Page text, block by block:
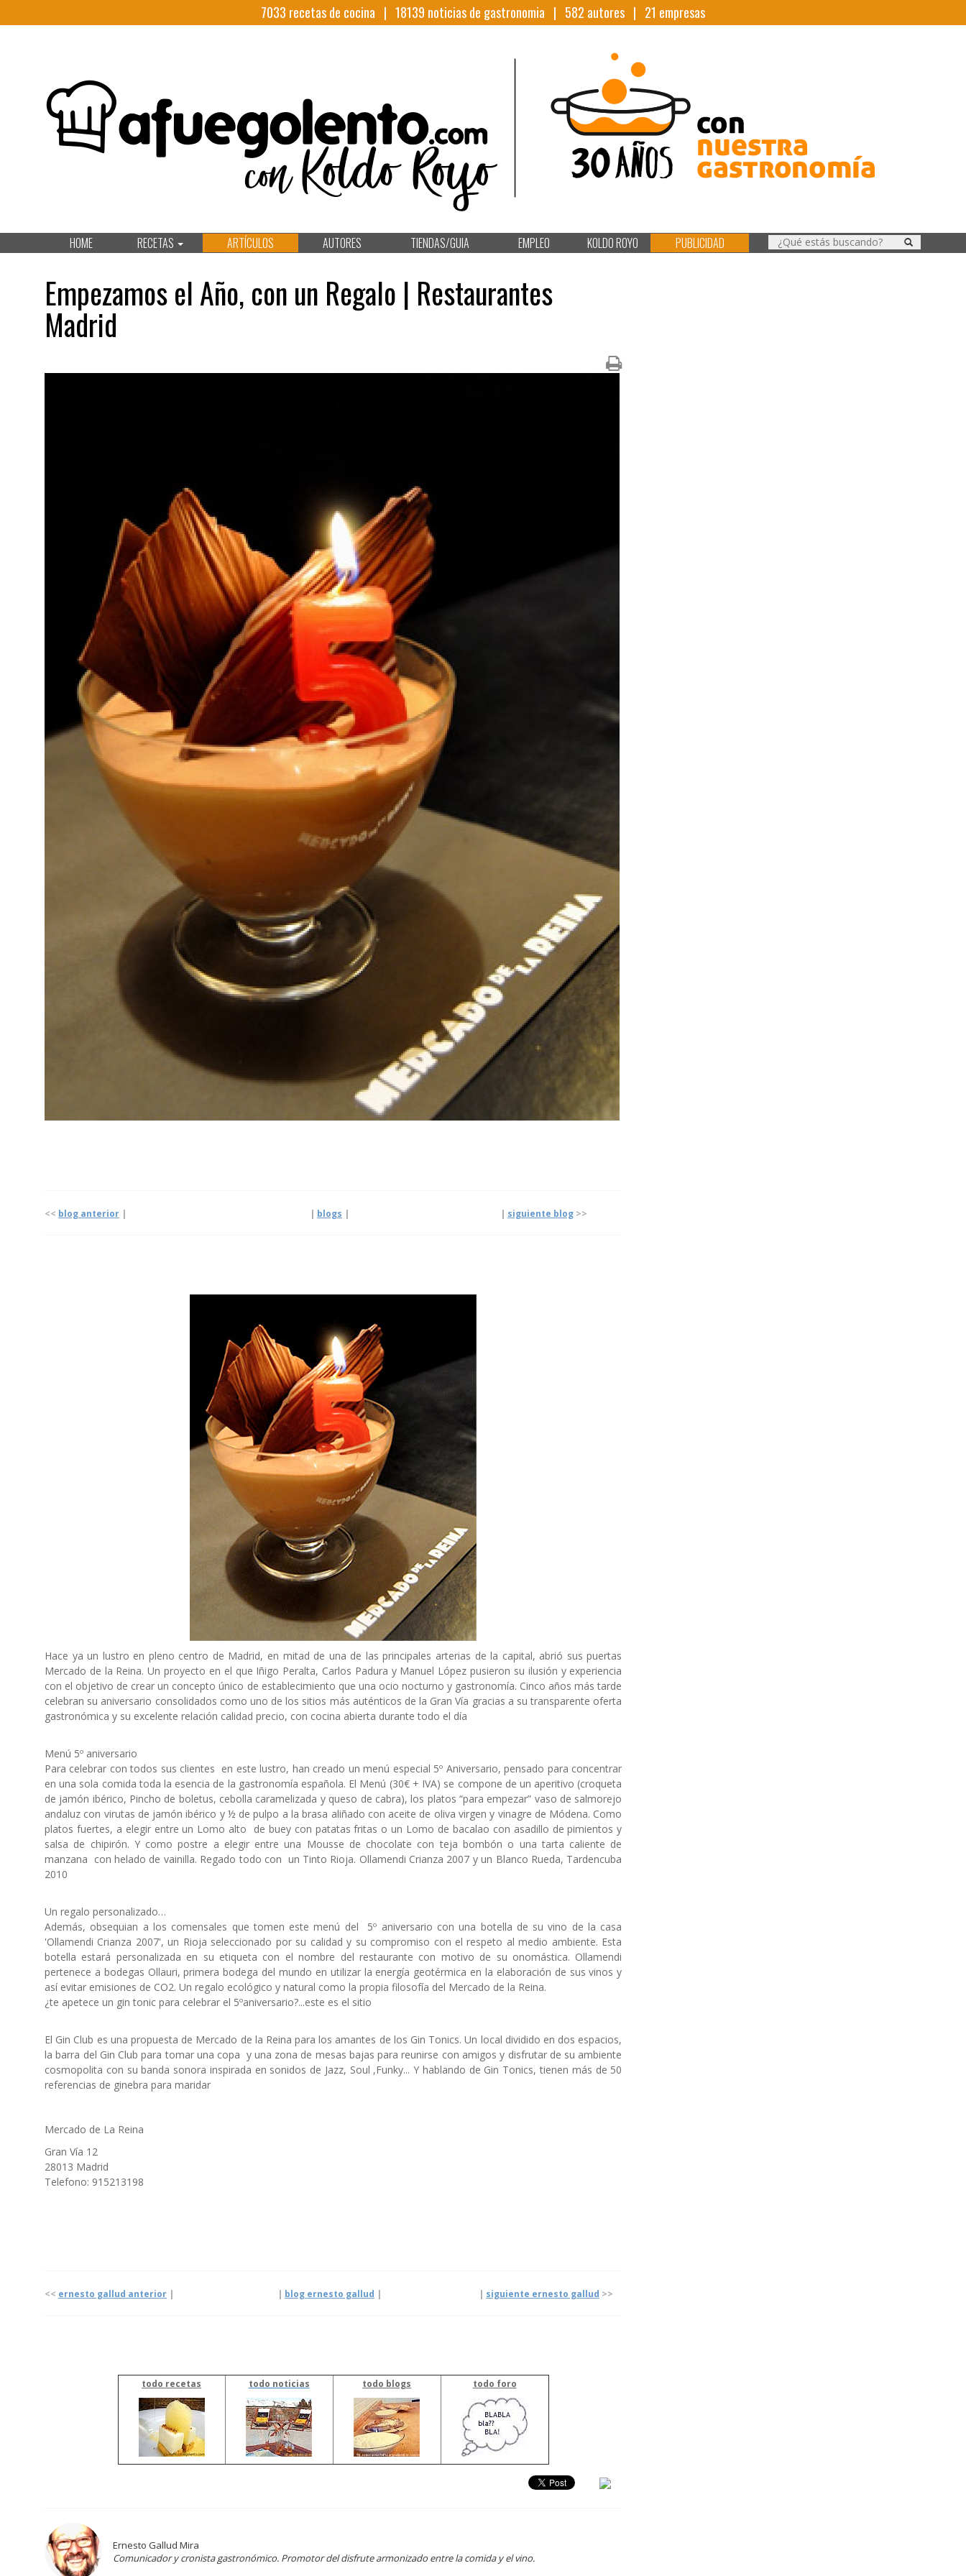
7033 recetas de cocina | 18139 noticias de gastronomia | 582 autores | 21 empresas
HOME RECETAS ARTÍCULOS AUTORES TIENDAS/GUIA EMPLEO KOLDO ROYO PUBLICIDAD
Empezamos el Año, con un Regalo | Restaurantes
Madrid
<< blog anterior | | blogs | | siguiente blog >>
Hace ya un lustro en pleno centro de Madrid, en mitad de una de las principales arterias de la capital, abrió sus puertas
Mercado de la Reina. Un proyecto en el que Iñigo Peralta, Carlos Padura y Manuel López pusieron su ilusión y experiencia
con el objetivo de crear un concepto único de establecimiento que una ocio nocturno y gastronomía. Cinco años más tarde
celebran su aniversario consolidados como uno de los sitios más auténticos de la Gran Vía gracias a su transparente oferta
gastronómica y su excelente relación calidad precio, con cocina abierta durante todo el día
Menú 5º aniversario
Para celebrar con todos sus clientes en este lustro, han creado un menú especial 5º Aniversario, pensado para concentrar
en una sola comida toda la esencia de la gastronomía española. El Menú (30€ + IVA) se compone de un aperitivo (croqueta
de jamón ibérico, Pincho de boletus, cebolla caramelizada y queso de cabra), los platos “para empezar” vaso de salmorejo
andaluz con virutas de jamón ibérico y ½ de pulpo a la brasa aliñado con aceite de oliva virgen y vinagre de Módena. Como
platos fuertes, a elegir entre un Lomo alto de buey con patatas fritas o un Lomo de bacalao con asadillo de pimientos y
salsa de chipirón. Y como postre a elegir entre una Mousse de chocolate con teja bombón o una tarta caliente de
manzana con helado de vainilla. Regado todo con un Tinto Rioja. Ollamendi Crianza 2007 y un Blanco Rueda, Tardencuba
2010
Un regalo personalizado…
Además, obsequian a los comensales que tomen este menú del 5º aniversario con una botella de su vino de la casa
'Ollamendi Crianza 2007', un Rioja seleccionado por su calidad y su compromiso con el respeto al medio ambiente. Esta
botella estará personalizada en su etiqueta con el nombre del restaurante con motivo de su onomástica. Ollamendi
pertenece a bodegas Ollauri, primera bodega del mundo en utilizar la energía geotérmica en la elaboración de sus vinos y
así evitar emisiones de CO2. Un regalo ecológico y natural como la propia filosofía del Mercado de la Reina.
¿te apetece un gin tonic para celebrar el 5ºaniversario?...este es el sitio
El Gin Club es una propuesta de Mercado de la Reina para los amantes de los Gin Tonics. Un local dividido en dos espacios,
la barra del Gin Club para tomar una copa y una zona de mesas bajas para reunirse con amigos y disfrutar de su ambiente
cosmopolita con su banda sonora inspirada en sonidos de Jazz, Soul ,Funky... Y hablando de Gin Tonics, tienen más de 50
referencias de ginebra para maridar
Mercado de La Reina
Gran Vía 12
28013 Madrid
Telefono: 915213198
<< ernesto gallud anterior | | blog ernesto gallud | | siguiente ernesto gallud >>
todo recetas todo noticias todo blogs todo foro
Ernesto Gallud Mira
Comunicador y cronista gastronómico. Promotor del disfrute armonizado entre la comida y el vino.